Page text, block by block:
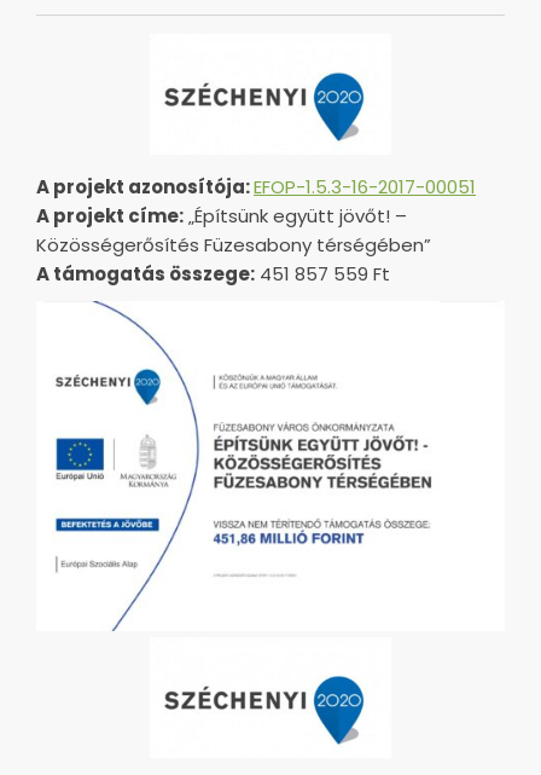
A projekt azonosítója:EFOP-1.5.3-16-2017-00051
A projekt címe:„Építsünk együtt jövőt! –
Közösségerősítés Füzesabony térségében”
A támogatás összege: 451 857 559 Ft